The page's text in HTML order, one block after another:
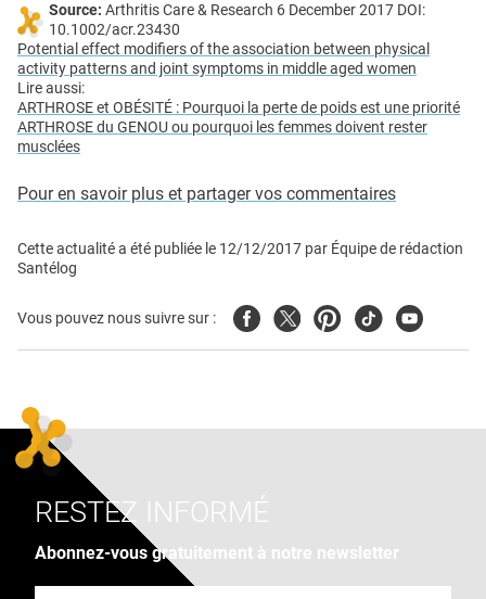
Source: Arthritis Care & Research 6 December 2017 DOI:
10.1002/acr.23430
Potential effect modifiers of the association between physical
activity patterns and joint symptoms in middle aged women
Lire aussi:
ARTHROSE et OBÉSITÉ : Pourquoi la perte de poids est une priorité
ARTHROSE du GENOU ou pourquoi les femmes doivent rester
musclées
Pour en savoir plus et partager vos commentaires
Cette actualité a été publiée le 12/12/2017 par Équipe de rédaction
Santélog
Vous pouvez nous suivre sur : FacebookTwitterPinterest
TiktokYoutube
RESTEZ INFORMÉ
Abonnez-vous gratuitement à notre newsletter